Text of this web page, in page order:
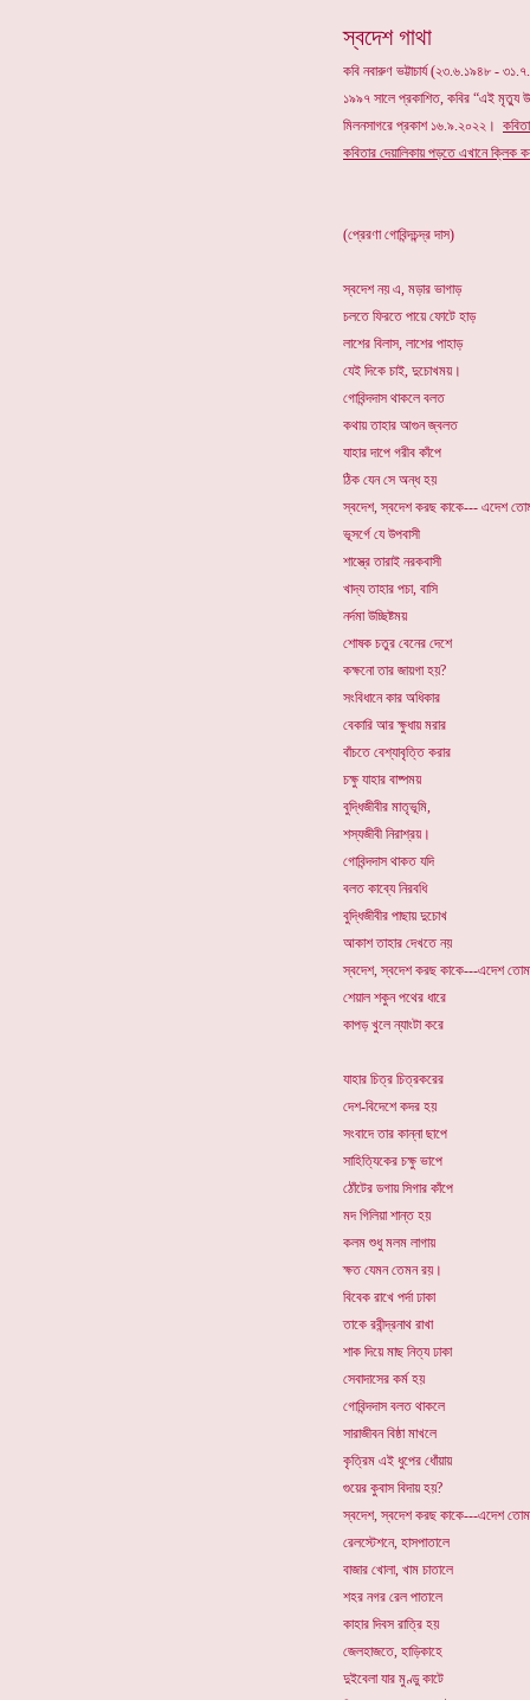
স্বদেশ গাথা
কবি নবারুণ ভট্টাচার্য (২৩.৬.১৯৪৮ -
১৯৯৭ সালে প্রকাশিত, কবির “এই মৃত্যু
মিলনসাগরে প্রকাশ ১৬.৯.২০২২।
কবিতার দেয়ালিকায় পড়তে এখানে ক্লিক
(প্রেরণা গোবিন্দচন্দ্র দাস)
স্বদেশ নয় এ, মড়ার ভাগাড়
চলতে ফিরতে পায়ে ফোটে হাড়
লাশের বিলাস, লাশের পাহাড়
যেই দিকে চাই, দুচোখময়।
গোবিন্দদাস থাকলে বলত
কথায় তাহার আগুন জ্বলত
যাহার দাপে গরীব কাঁপে
ঠিক যেন সে অন্ধ হয়
স্বদেশ, স্বদেশ করছ কাকে--- এদেশ
ভূসর্গে যে উপবাসী
শাস্ত্রে তারাই নরকবাসী
খাদ্য তাহার পচা, বাসি
নর্দমা উচ্ছিষ্টময়
শোষক চতুর বেনের দেশে
কক্ষনো তার জায়গা হয়?
সংবিধানে কার অধিকার
বেকারি আর ক্ষুধায় মরার
বাঁচতে বেশ্যাবৃত্তি করার
চক্ষু যাহার বাষ্পময়
বুদ্ধিজীবীর মাতৃভূমি,
শস্যজীবী নিরাশ্রয়।
গোবিন্দদাস থাকত যদি
বলত কাব্যে নিরবধি
বুদ্ধিজীবীর পাছায় দুচোখ
আকাশ তাহার দেখতে নয়
স্বদেশ, স্বদেশ করছ কাকে---এদেশ
শেয়াল শকুন পথের ধারে
কাপড় খুলে ন্যাংটা করে
যাহার চিত্র চিত্রকরের
দেশ-বিদেশে কদর হয়
সংবাদে তার কান্না ছাপে
সাহিত্যিকের চক্ষু ভাপে
ঠোঁটের ডগায় সিগার কাঁপে
মদ গিলিয়া শান্ত হয়
কলম শুধু মলম লাগায়
ক্ষত যেমন তেমন রয়।
বিবেক রাখে পর্দা ঢাকা
তাকে রবীন্দ্রনাথ রাখা
শাক দিয়ে মাছ নিত্য ঢাকা
সেবাদাসের কর্ম হয়
গোবিন্দদাস বলত থাকলে
সারাজীবন বিষ্ঠা মাখলে
কৃত্রিম এই ধুপের ধোঁয়ায়
গুয়ের কুবাস বিদায় হয়?
স্বদেশ, স্বদেশ করছ কাকে---এদেশ
রেলস্টেশনে, হাসপাতালে
বাজার খোলা, খাম চাতালে
শহর নগর রেল পাতালে
কাহার দিবস রাত্রি হয়
জেলহাজতে, হাড়িকাহে
দুইবেলা যার মুণ্ডু কাটে